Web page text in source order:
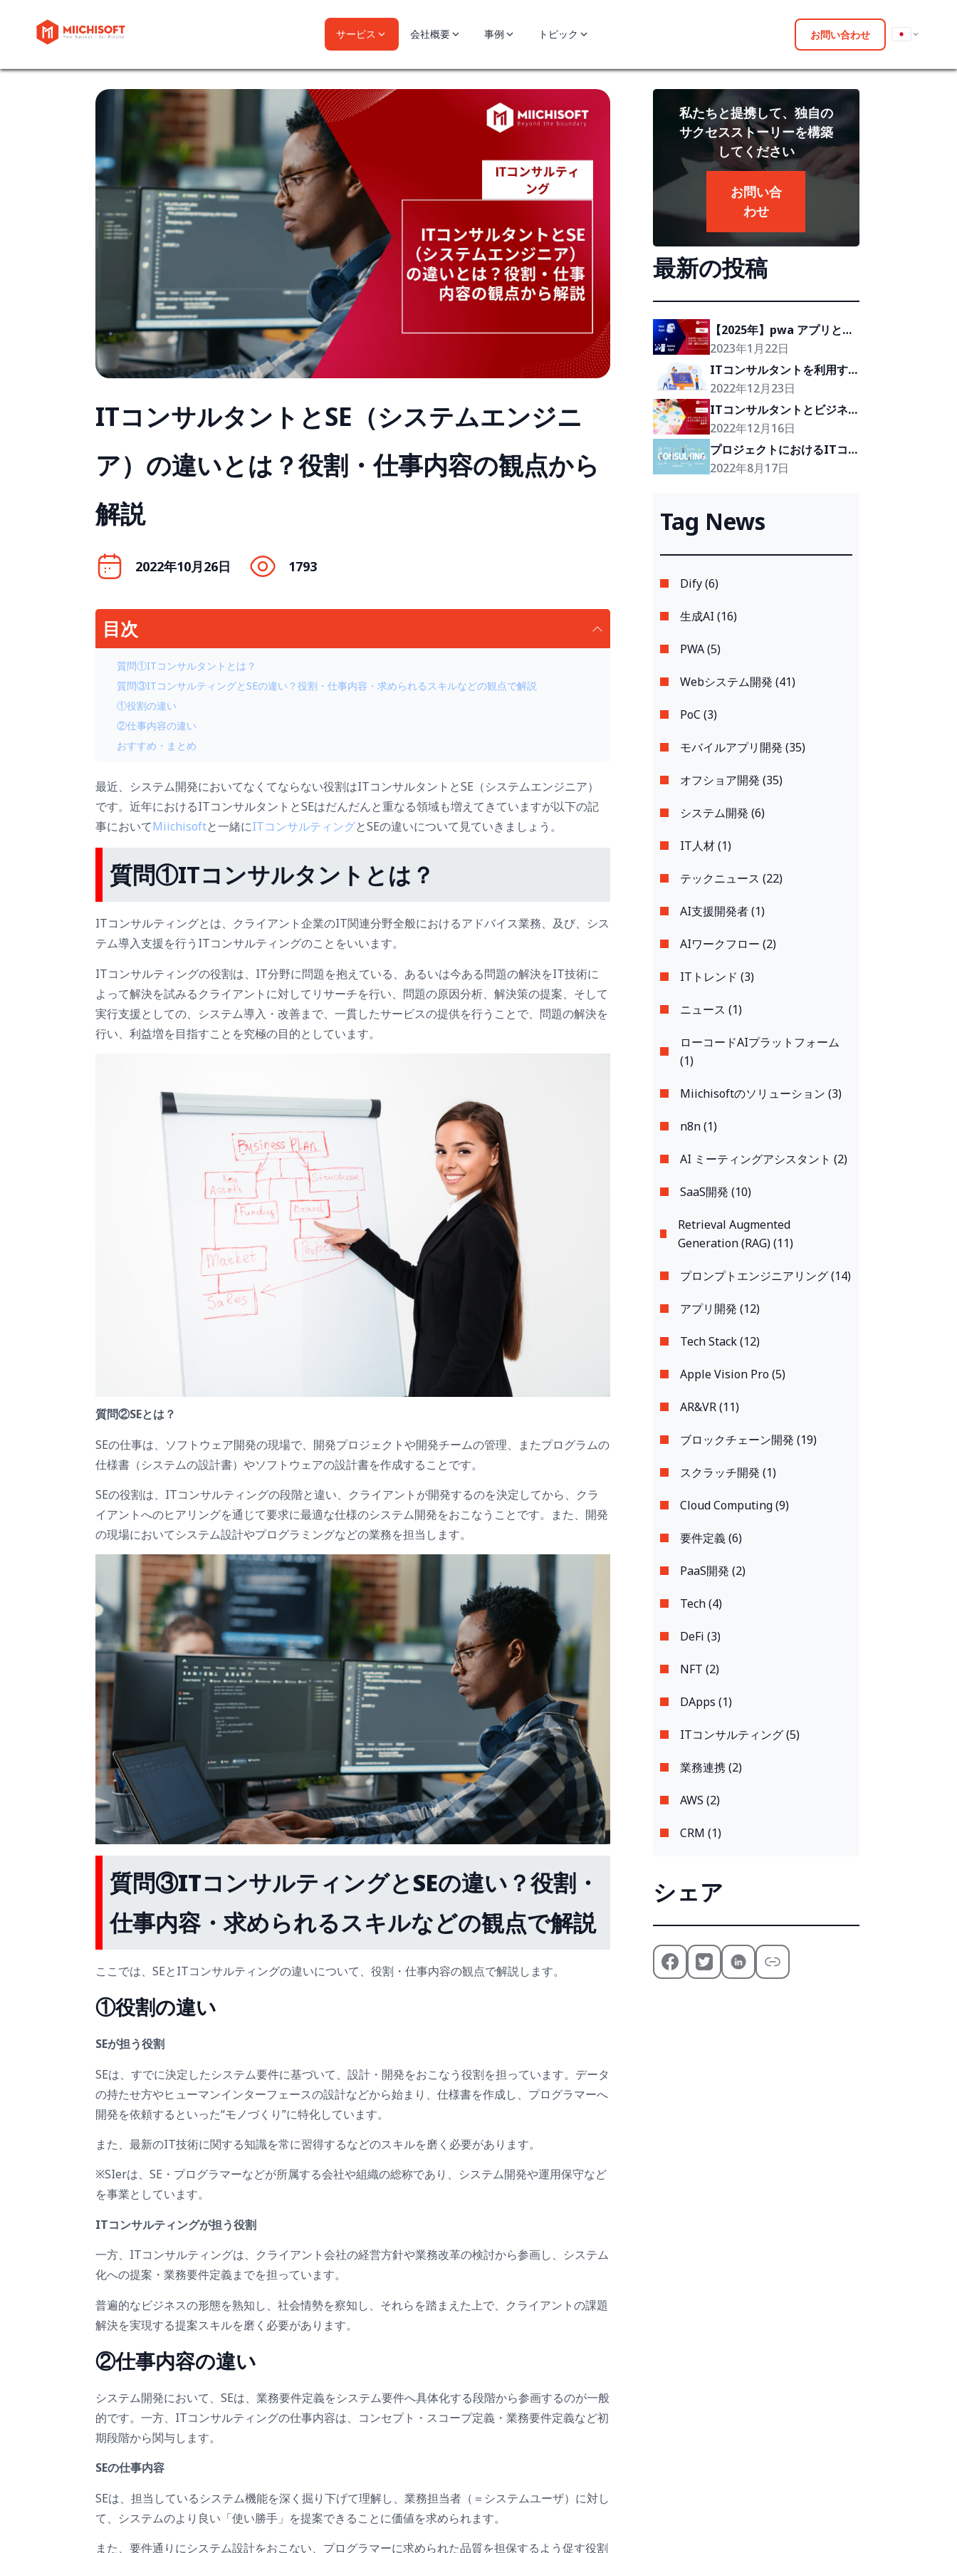
サービス 会社概要 事例 トピック お問い合わせ
ITコンサルタントとSE（システムエンジニ
ア）の違いとは？役割・仕事内容の観点から
解説
2022年10月26日 1793
目次
質問①ITコンサルタントとは？
質問③ITコンサルティングとSEの違い？役割・仕事内容・求められるスキルなどの観点で解説
①役割の違い
②仕事内容の違い
おすすめ・まとめ
最近、システム開発においてなくてならない役割はITコンサルタントとSE（システムエンジニア）
です。近年におけるITコンサルタントとSEはだんだんと重なる領域も増えてきていますが以下の記
事においてMiichisoftと一緒にITコンサルティングとSEの違いについて見ていきましょう。
質問①ITコンサルタント とは？
ITコンサルティングとは、クライアント企業のIT関連分野全般におけるアドバイス業務、及び、シス
テム導入支援を行うITコンサルティングのことをいいます。
ITコンサルティングの役割は、IT分野に問題を抱えている、あるいは今ある問題の解決をIT技術に
よって解決を試みるクライアントに対してリサーチを行い、問題の原因分析、解決策の提案、そして
実行支援としての、システム導入・改善まで、一貫したサービスの提供を行うことで、問題の解決を
行い、利益増を目指すことを究極の目的としています。
質問②SEとは？
SEの仕事は、ソフトウェア開発の現場で、開発プロジェクトや開発チームの管理、またプログラムの
仕様書（システムの設計書）やソフトウェアの設計書を作成することです。
SEの役割は、ITコンサルティングの段階と違い、クライアントが開発するのを決定してから、クラ
イアントへのヒアリングを通じて要求に最適な仕様のシステム開発をおこなうことです。また、開発
の現場においてシステム設計やプログラミングなどの業務を担当します。
質問③ITコンサルティングとSEの違い？役割・
仕事内容・求められるスキルなどの観点で解説
ここでは、SEとITコンサルティングの違いについて、役割・仕事内容の観点で解説します。
①役割の違い
SEが担う役割
SEは、すでに決定したシステム要件に基づいて、設計・開発をおこなう役割を担っています。データ
の持たせ方やヒューマンインターフェースの設計などから始まり、仕様書を作成し、プログラマーへ
開発を依頼するといった“モノづくり”に特化しています。
また、最新のIT技術に関する知識を常に習得するなどのスキルを磨く必要があります。
※SIerは、SE・プログラマーなどが所属する会社や組織の総称であり、システム開発や運用保守など
を事業としています。
ITコンサルティングが担う役割
一方、ITコンサルティングは、クライアント会社の経営方針や業務改革の検討から参画し、システム
化への提案・業務要件定義までを担っています。
普遍的なビジネスの形態を熟知し、社会情勢を察知し、それらを踏まえた上で、クライアントの課題
解決を実現する提案スキルを磨く必要があります。
②仕事内容の違い
システム開発において、SEは、業務要件定義をシステム要件へ具体化する段階から参画するのが一般
的です。一方、ITコンサルティングの仕事内容は、コンセプト・スコープ定義・業務要件定義など初
期段階から関与します。
SEの仕事内容
SEは、担当しているシステム機能を深く掘り下げて理解し、業務担当者（＝システムユーザ）に対し
て、システムのより良い「使い勝手」を提案できることに価値を求められます。
また、要件通りにシステム設計をおこない、プログラマーに求められた品質を担保するよう促す役割
私たちと提携して、独自の
サクセスストーリーを構築
してください
お問い合
わせ
最新の投稿
【2025年】pwa アプリとネ
イティブアプリを比較・選択
方法を解説
2023年1月22日
ITコンサルタントを利用す
る際の注意点
2022年12月23日
ITコンサルタントとビジネ
ス界における重要性
2022年12月16日
プロジェクトにおけるITコ
ンサルティング6つのメリッ
2022年8月17日
Tag News
Dify (6)
生成AI (16)
PWA (5)
Webシステム開発 (41)
PoC (3)
モバイルアプリ開発 (35)
オフショア開発 (35)
システム開発 (6)
IT人材 (1)
テックニュース (22)
AI支援開発者 (1)
AIワークフロー (2)
ITトレンド (3)
ニュース (1)
ローコードAIプラットフォーム
(1)
Miichisoftのソリューション (3)
n8n (1)
AI ミーティングアシスタント (2)
SaaS開発 (10)
Retrieval Augmented
Generation (RAG) (11)
プロンプトエンジニアリング (14)
アプリ開発 (12)
Tech Stack (12)
Apple Vision Pro (5)
AR&VR (11)
ブロックチェーン開発 (19)
スクラッチ開発 (1)
Cloud Computing (9)
要件定義 (6)
PaaS開発 (2)
Tech (4)
DeFi (3)
NFT (2)
DApps (1)
ITコンサルティング (5)
業務連携 (2)
AWS (2)
CRM (1)
シェア